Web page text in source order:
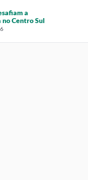
a
Centro Sul